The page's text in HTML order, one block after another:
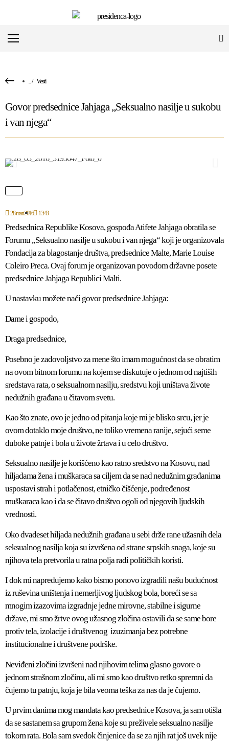
.../ Vesti
Govor predsednice Jahjaga „Seksualno nasilje u sukobu
i van njega“
28 mart 2016 13:43
Predsednica Republike Kosova, gospođa Atifete Jahjaga obratila se
Forumu „Seksualno nasilje u sukobu i van njega“ koji je organizovala
Fondacija za blagostanje društva, predsednice Malte, Marie Louise
Coleiro Preca. Ovaj forum je organizovan povodom državne posete
predsednice Jahjaga Republici Malti.
U nastavku možete naći govor predsednice Jahjaga:
Dame i gospodo,
Draga predsednice,
Posebno je zadovoljstvo za mene što imam mogućnost da se obratim
na ovom bitnom forumu na kojem se diskutuje o jednom od najtiših
sredstava rata, o seksualnom nasilju, sredstvu koji uništava živote
nedužnih građana u čitavom svetu.
Kao što znate, ovo je jedno od pitanja koje mi je blisko srcu, jer je
ovom dotaklo moje društvo, ne toliko vremena ranije, sejući seme
duboke patnje i bola u živote žrtava i u celo društvo.
Seksualno nasilje je korišćeno kao ratno sredstvo na Kosovu, nad
hiljadama žena i muškaraca sa ciljem da se nad nedužnim građanima
uspostavi strah i potlačenost, etničko čišćenje, podređenost
muškaraca kao i da se čitavo društvo ogoli od njegovih ljudskih
vrednosti.
Oko dvadeset hiljada nedužnih građana u sebi drže rane užasnih dela
seksualnog nasilja koja su izvršena od strane srpskih snaga, koje su
njihova tela pretvorila u ratna polja radi političkih koristi.
I dok mi napredujemo kako bismo ponovo izgradili našu budućnost
iz ruševina uništenja i nemerljivog ljudskog bola, boreći se sa
mnogim izazovima izgradnje jedne mirovne, stabilne i sigurne
države, mi smo žrtve ovog užasnog zločina ostavili da se same bore
protiv tela, izolacije i društvenog izuzimanja bez potrebne
institucionalne i društvene podrške.
Neviđeni zločini izvršeni nad njihovim telima glasno govore o
jednom strašnom zločinu, ali mi smo kao društvo retko spremni da
čujemo tu patnju, koja je bila veoma teška za nas da je čujemo.
U prvim danima mog mandata kao predsednice Kosova, ja sam otišla
da se sastanem sa grupom žena koje su preživele seksualno nasilje
tokom rata. Bola sam svedok činjenice da se za njih rat još uvek nije